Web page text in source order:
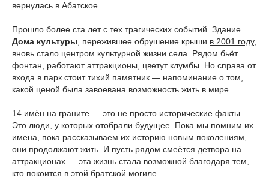
вернулась в Абатское.
Прошло более ста лет с тех трагических событий. Здание
Дома культуры , пережившее обрушение крыши в 2001 году,
вновь стало центром культурной жизни села. Рядом бьёт
фонтан, работают аттракционы, цветут клумбы. Но справа от
входа в парк стоит тихий памятник — напоминание о том,
какой ценой была завоевана возможность жить в мире.
14 имён на граните — это не просто исторические факты.
Это люди, у которых отобрали будущее. Пока мы помним их
имена, пока рассказываем их историю новым поколениям,
они продолжают жить. И пусть рядом смеётся детвора на
аттракционах — эта жизнь стала возможной благодаря тем,
кто покоится в этой братской могиле.